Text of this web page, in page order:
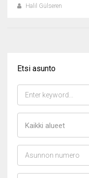
Halil Gülseren
Etsi asunto
Kaikki alueet